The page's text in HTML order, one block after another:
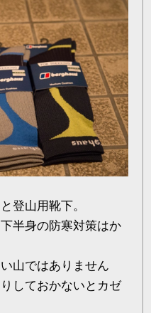
登山用靴下。
半身の防寒対策はか
山ではありません
しておかないとカゼ